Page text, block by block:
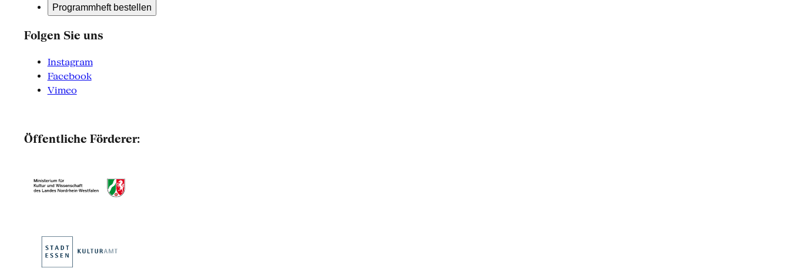
Programmheft bestellen
Folgen Sie uns
Instagram
Facebook
Vimeo
Öffentliche Förderer: